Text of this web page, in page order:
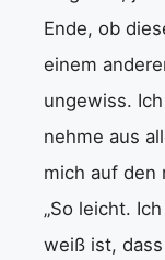
Ende, ob
einem
ungewiss.
nehme aus
mich auf den
„So leicht.
weiß ist,